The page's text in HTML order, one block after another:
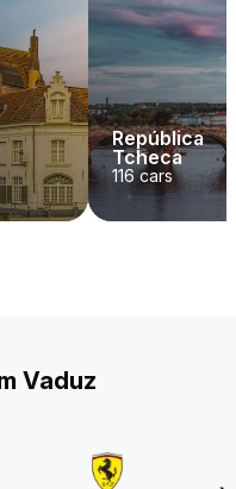
República
Tcheca
116cars
Vaduz